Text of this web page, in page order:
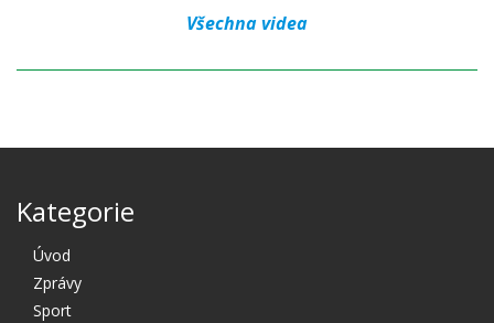
Všechna videa
Kategorie
Úvod
Zprávy
Sport